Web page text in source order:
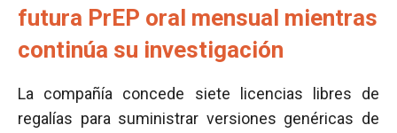
futura PrEP oral mensual mientras
continúa su investigación
La compañía concede siete licencias libres de
regalías para suministrar versiones genéricas de